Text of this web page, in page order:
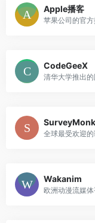
Apple播客
苹果公司的官
CodeGeeX
清华大学推出
全球最受欢迎
Wakanim
欧洲动漫流媒